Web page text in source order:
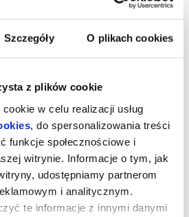
Szczegóły O plikach cookies
z plików cookie
w celu realizacji usług
, do spersonalizowania treści
funkcje społecznościowe i
witrynie. Informacje o tym, jak
udostępniamy partnerom
i analitycznym.
te informacje z innymi danymi